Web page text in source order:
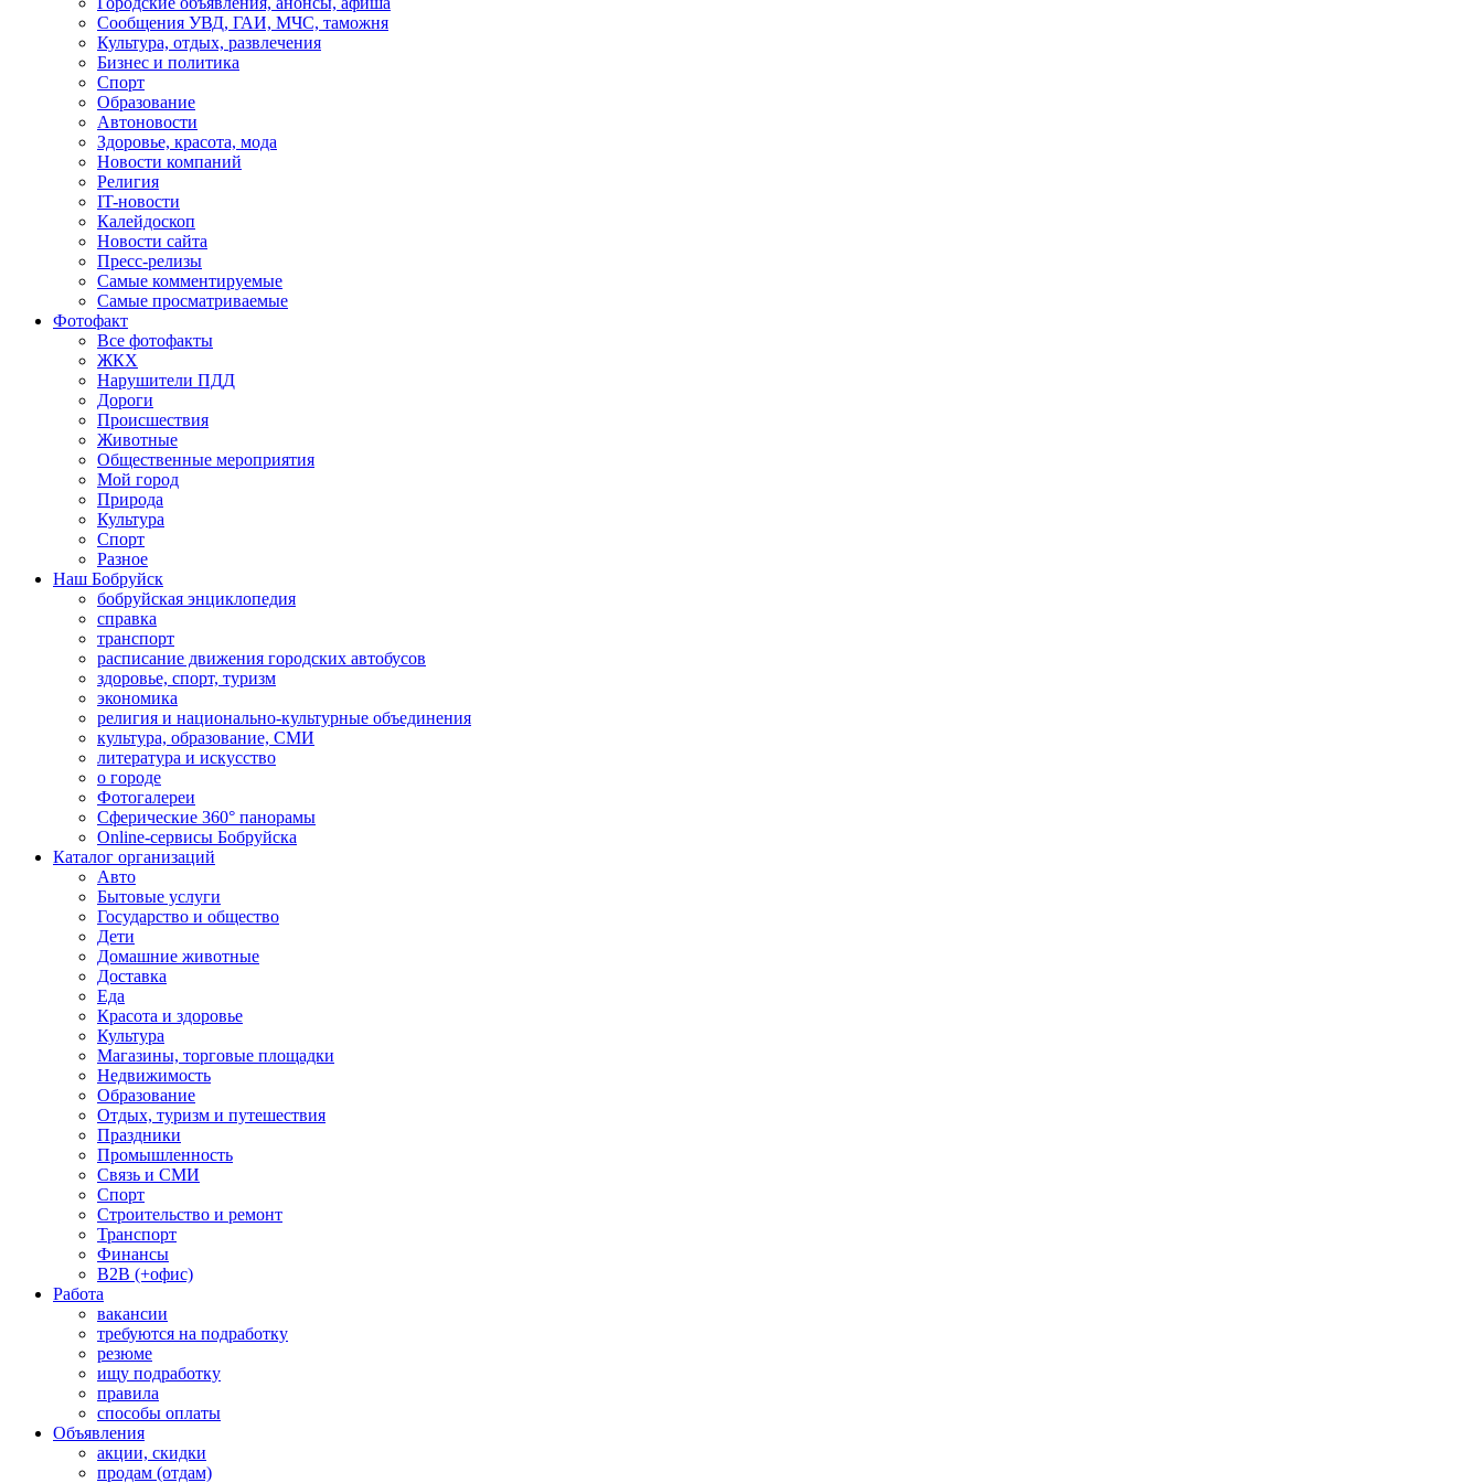
Сообщения УВД, ГАИ, МЧС, таможня
Культура, отдых, развлечения
Бизнес и политика
Спорт
Образование
Автоновости
Здоровье, красота, мода
Новости компаний
Религия
IT-новости
Калейдоскоп
Новости сайта
Пресс-релизы
Самые комментируемые
Самые просматриваемые
Фотофакт
Все фотофакты
ЖКХ
Нарушители ПДД
Дороги
Происшествия
Животные
Общественные мероприятия
Мой город
Природа
Культура
Спорт
Разное
Наш Бобруйск
бобруйская энциклопедия
справка
транспорт
расписание движения городских автобусов
здоровье, спорт, туризм
экономика
религия и национально-культурные объединения
культура, образование, СМИ
литература и искусство
о городе
Фотогалереи
Сферические 360° панорамы
Online-сервисы Бобруйска
Каталог организаций
Авто
Бытовые услуги
Государство и общество
Дети
Домашние животные
Доставка
Еда
Красота и здоровье
Культура
Магазины, торговые площадки
Недвижимость
Образование
Отдых, туризм и путешествия
Праздники
Промышленность
Связь и СМИ
Спорт
Строительство и ремонт
Транспорт
Финансы
B2B (+офис)
Работа
вакансии
требуются на подработку
резюме
ищу подработку
правила
способы оплаты
Объявления
акции, скидки
продам (отдам)